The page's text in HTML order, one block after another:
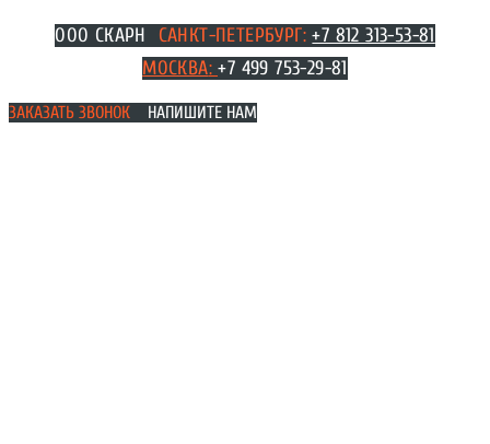
Перейти
ООО СКАРН САНКТ-ПЕТЕРБУРГ:+7 812 313-53-81
МОСКВА:+7 499 753-29-81
ЗАКАЗАТЬ ЗВОНОК НАПИШИТЕ НАМ